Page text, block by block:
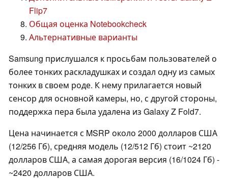
Flip7
Общая оценка Notebookcheck
Альтернативные варианты
Samsung прислушался к просьбам пользователей о
более тонких раскладушках и создал одну из самых
тонких в своем роде. К нему прилагается новый
сенсор для основной камеры, но, с другой стороны,
поддержка пера была удалена из Galaxy Z Fold7.
Цена начинается с MSRP около 2000 долларов США
(12/256 Гб), средняя модель (12/512 Гб) стоит ~2120
долларов США, а самая дорогая версия (16/1024 Гб) -
~2420 долларов США.